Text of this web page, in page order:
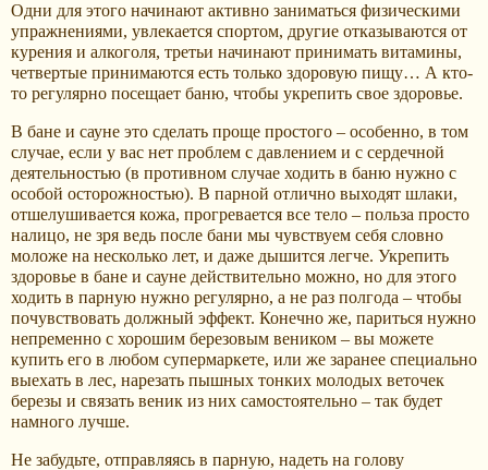
Одни для этого начинают активно заниматься физическими
упражнениями, увлекается спортом, другие отказываются от
курения и алкоголя, третьи начинают принимать витамины,
четвертые принимаются есть только здоровую пищу… А кто-
то регулярно посещает баню, чтобы укрепить свое здоровье.
В бане и сауне это сделать проще простого – особенно, в том
случае, если у вас нет проблем с давлением и с сердечной
деятельностью (в противном случае ходить в баню нужно с
особой осторожностью). В парной отлично выходят шлаки,
отшелушивается кожа, прогревается все тело – польза просто
налицо, не зря ведь после бани мы чувствуем себя словно
моложе на несколько лет, и даже дышится легче. Укрепить
здоровье в бане и сауне действительно можно, но для этого
ходить в парную нужно регулярно, а не раз полгода – чтобы
почувствовать должный эффект. Конечно же, париться нужно
непременно с хорошим березовым веником – вы можете
купить его в любом супермаркете, или же заранее специально
выехать в лес, нарезать пышных тонких молодых веточек
березы и связать веник из них самостоятельно – так будет
намного лучше.
Не забудьте, отправляясь в парную, надеть на голову